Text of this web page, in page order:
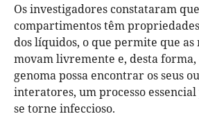
Os investigadores constataram
compartimentos têm
dos líquidos, o que permite que as
movam livremente e, desta
genoma possa encontrar os seus
interatores, um processo
se torne infeccioso.